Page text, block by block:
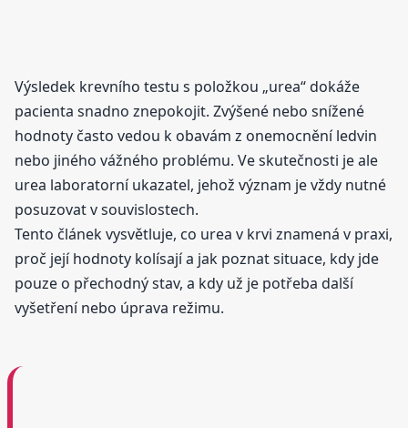
Výsledek krevního testu s položkou „urea“ dokáže
pacienta snadno znepokojit. Zvýšené nebo snížené
hodnoty často vedou k obavám z onemocnění ledvin
nebo jiného vážného problému. Ve skutečnosti je ale
urea laboratorní ukazatel, jehož význam je vždy nutné
posuzovat v souvislostech.
Tento článek vysvětluje, co urea v krvi znamená v praxi,
proč její hodnoty kolísají a jak poznat situace, kdy jde
pouze o přechodný stav, a kdy už je potřeba další
vyšetření nebo úprava režimu.